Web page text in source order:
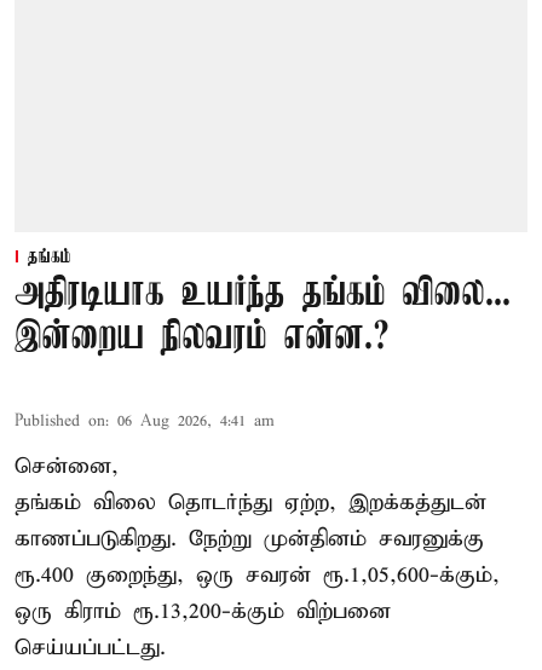
தங்கம்
அதிரடியாக உயர்ந்த தங்கம் விலை...
இன்றைய நிலவரம் என்ன.?
Published on: 06 Aug 2026, 4:41 am
சென்னை,
தங்கம் விலை தொடர்ந்து ஏற்ற, இறக்கத்துடன்
காணப்படுகிறது. நேற்று முன்தினம் சவரனுக்கு
ரூ.400 குறைந்து, ஒரு சவரன் ரூ.1,05,600-க்கும்,
ஒரு கிராம் ரூ.13,200-க்கும் விற்பனை
செய்யப்பட்டது.